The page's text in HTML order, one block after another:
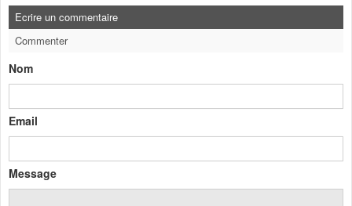
Ecrire un commentaire
Commenter
Nom
Email
Message